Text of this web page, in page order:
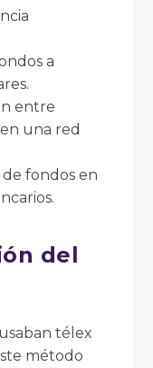
a
entre
una red
fondos en
del
télex
método